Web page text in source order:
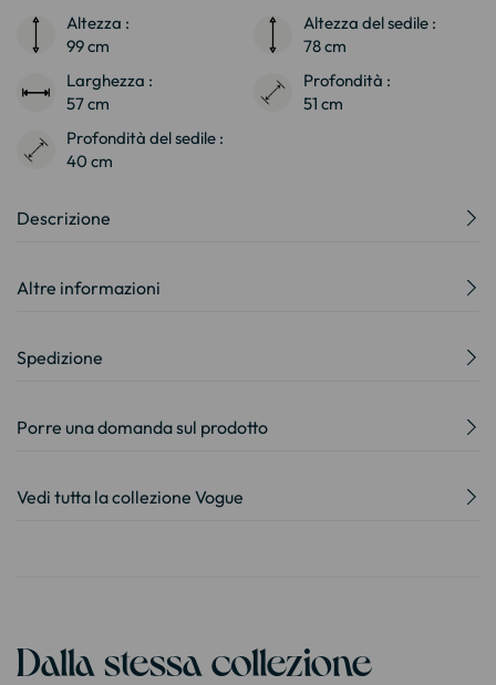
Altezza :
99 cm
Altezza del sedile :
78 cm
Larghezza :
57 cm
Profondità :
51 cm
Profondità del sedile :
40 cm
Descrizione
Altre informazioni
Spedizione
Porre una domanda sul prodotto
Vedi tutta la collezione Vogue
Dalla stessa collezione